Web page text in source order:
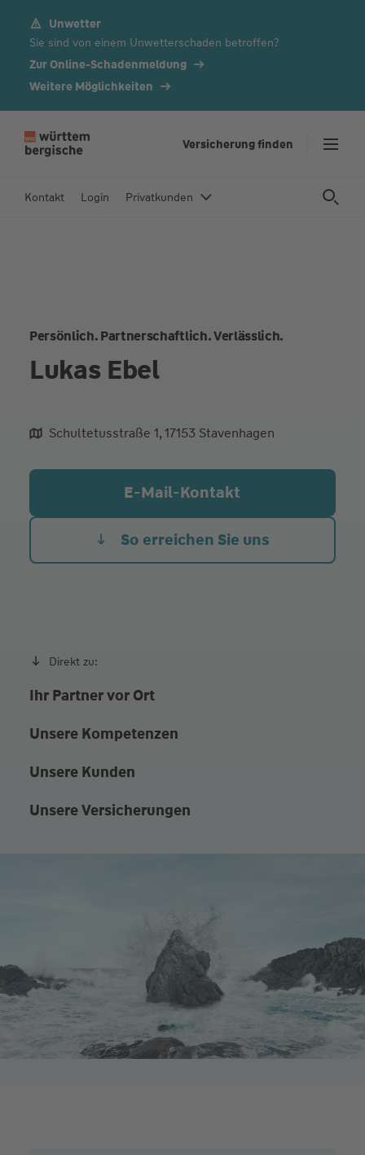
Unwetter
Sie sind von einem Unwetterschaden betroffen?
Zur Online-Schadenmeldung
Weitere Möglichkeiten
ri
Versicherung finden
Kontakt Login Privatkunden
Persönlich. Partnerschaftlich. Verlässlich.
Lukas Ebel
aliqua culpa cillum ullamco
Schultetusstraße 1, 17153 Stavenhagen
E-Mail-Kontakt
So erreichen Sie uns
Direkt zu:
Ihr Partner vor Ort
Unsere Kompetenzen
Unsere Kunden
Unsere Versicherungen